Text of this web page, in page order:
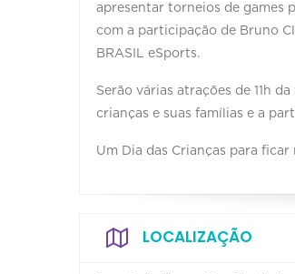
apresentar torneios de games
com a participação de Bruno
BRASIL eSports.
Serão várias atrações de 11h
crianças e suas famílias e a
Um Dia das Crianças para
LOCALIZAÇÃO